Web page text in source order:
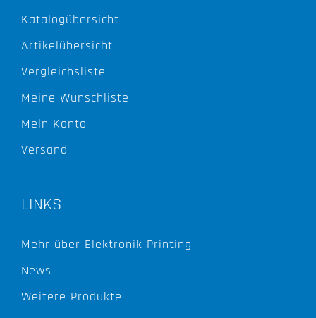
Katalogübersicht
Artikelübersicht
Vergleichsliste
Meine Wunschliste
Mein Konto
Versand
LINKS
Mehr über Elektronik Printing
News
Weitere Produkte